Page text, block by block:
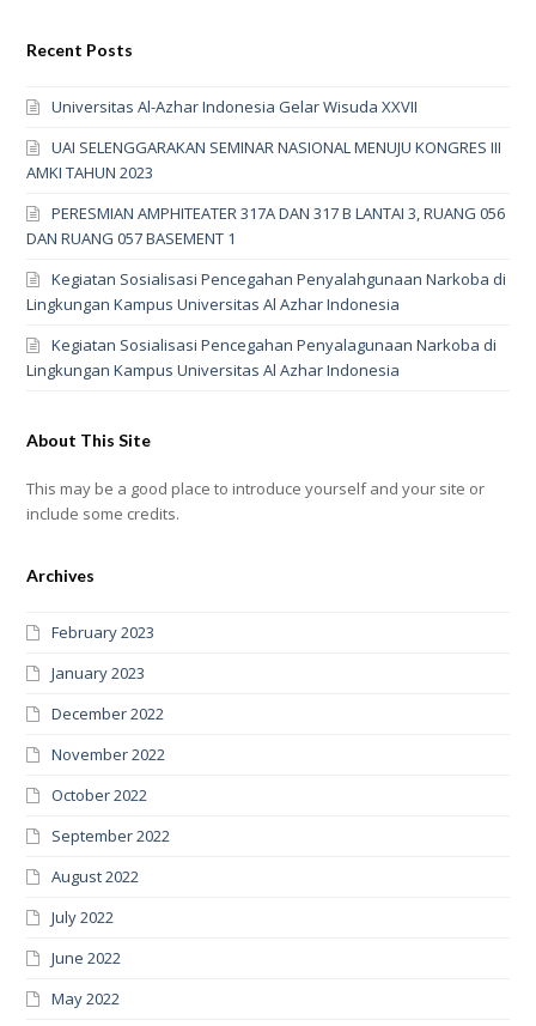
Recent Posts
Universitas Al-Azhar Indonesia Gelar Wisuda XXVII
UAI SELENGGARAKAN SEMINAR NASIONAL MENUJU KONGRES III
AMKI TAHUN 2023
PERESMIAN AMPHITEATER 317A DAN 317 B LANTAI 3, RUANG 056
DAN RUANG 057 BASEMENT 1
Kegiatan Sosialisasi Pencegahan Penyalahgunaan Narkoba di
Lingkungan Kampus Universitas Al Azhar Indonesia
Kegiatan Sosialisasi Pencegahan Penyalagunaan Narkoba di
Lingkungan Kampus Universitas Al Azhar Indonesia
About This Site
This may be a good place to introduce yourself and your site or
include some credits.
Archives
February 2023
January 2023
December 2022
November 2022
October 2022
September 2022
August 2022
July 2022
June 2022
May 2022